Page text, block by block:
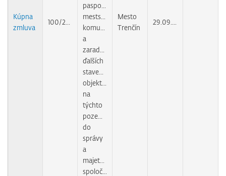
Kúpna
zmluva
pasportu
mestských
komunikácií
a
zaradenia
ďalších
stavebných
objektov
na
týchto
pozemkoch
do
správy
a
majetku
spoločností
Mesto
Trenčín